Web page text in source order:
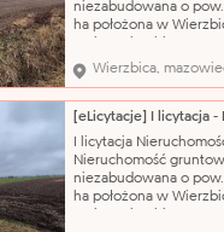
niezabudowana o
ha położona w
WYWOŁAWCZA: 528
(SZACUNKOWO: 704
Przedmiotem licytacji
nieruchomość
oznaczona numerem
ewidencyjnym 284 o
powierzchni 3,5800
Wierzbica,
I licytacja
Nieruchomość
niezabudowana o
ha położona w